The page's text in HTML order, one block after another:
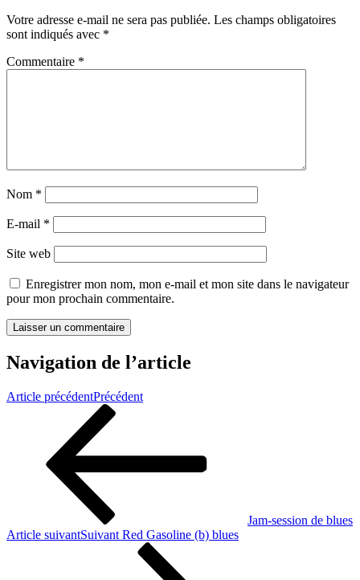
Votre adresse e-mail ne sera pas publiée. Les champs obligatoires
sont indiqués avec *
Commentaire *
Nom *
E-mail *
Site web
Enregistrer mon nom, mon e-mail et mon site dans le navigateur
pour mon prochain commentaire.
Navigation de l’article
Article précédentPrécédent
Jam-session de blues
Article suivantSuivant Red Gasoline (b) blues